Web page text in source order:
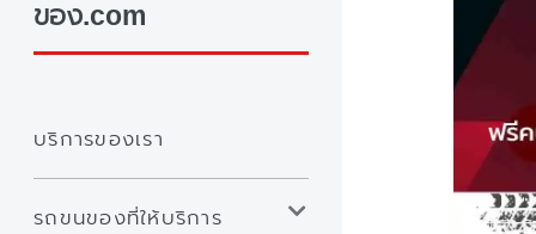
ของ.com
บริการของเรา
รถขนของที่ให้บริการ